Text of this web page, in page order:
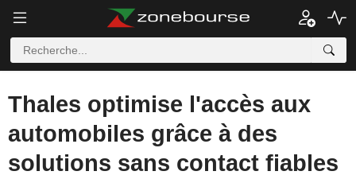
Thales optimise l'accès aux
automobiles grâce à des
solutions sans contact fiables